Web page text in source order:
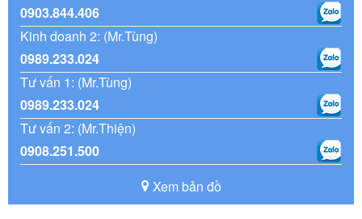
0903.844.406
Kinh doanh 2: (Mr.Tùng)
0989.233.024
Tư vấn 1: (Mr.Tùng)
0989.233.024
Tư vấn 2: (Mr.Thiện)
0908.251.500
Xem bản đồ